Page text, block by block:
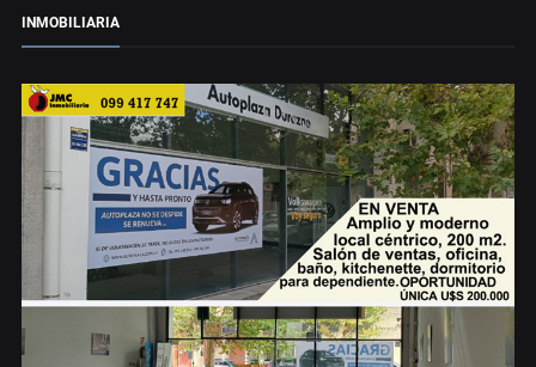
INMOBILIARIA